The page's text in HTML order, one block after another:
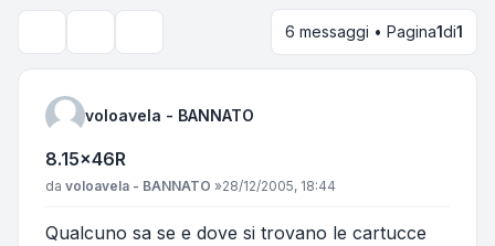
6 messaggi • Pagina1di1
voloavela - BANNATO
8.15x46R
Messaggio
da voloavela - BANNATO »28/12/2005, 18:44
Qualcuno sa se e dove si trovano le cartucce